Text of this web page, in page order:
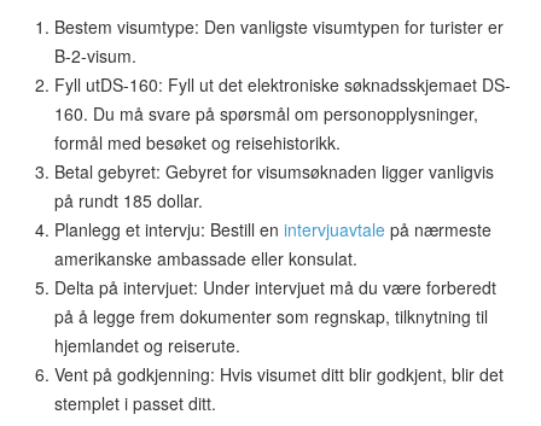
Bestem visumtype: Den vanligste visumtypen for turister er
B-2-visum.
Fyll utDS-160: Fyll ut det elektroniske søknadsskjemaet DS-
160. Du må svare på spørsmål om personopplysninger,
formål med besøket og reisehistorikk.
Betal gebyret: Gebyret for visumsøknaden ligger vanligvis
på rundt 185 dollar.
Planlegg et intervju: Bestill en intervjuavtale på nærmeste
amerikanske ambassade eller konsulat.
Delta på intervjuet: Under intervjuet må du være forberedt
på å legge frem dokumenter som regnskap, tilknytning til
hjemlandet og reiserute.
Vent på godkjenning: Hvis visumet ditt blir godkjent, blir det
stemplet i passet ditt.